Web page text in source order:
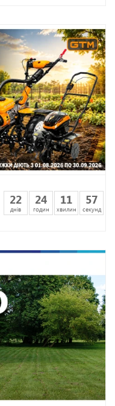
22
днів
24
годин
11
хвилин
54
секунд